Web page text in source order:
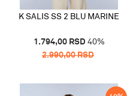
K SALIS SS 2 BLU MARINE
1.794,00 RSD 40%
2.990,00RSD